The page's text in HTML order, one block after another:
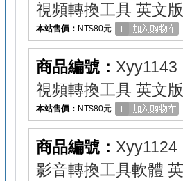
視頻轉換工具 英文版
本站售價： NT$80元
商品編號： Xyy1143
視頻轉換工具 英文版
本站售價： NT$80元
商品編號： Xyy1124
影音轉換工具軟體